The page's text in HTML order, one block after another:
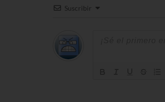
Suscribir